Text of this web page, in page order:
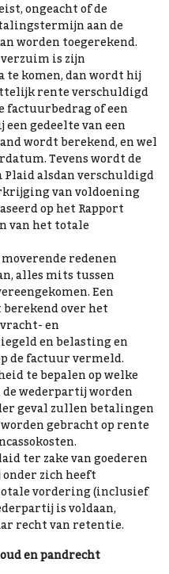
ongeacht of de
aan de
worden toegerekend.
is zijn
komen, dan wordt hij
rente verschuldigd
factuurbedrag of een
gedeelte van een
wordt berekend, en wel
Tevens wordt de
Plaid alsdan verschuldigd
van voldoening
op het Rapport
van het totale
redenen
alles mits tussen
Een
over het
en
en belasting en
de factuur vermeld.
te bepalen op welke
wederpartij worden
geval zullen betalingen
gebracht op rente
ter zake van goederen
zich heeft
vordering (inclusief
is voldaan,
recht van retentie.
en pandrecht